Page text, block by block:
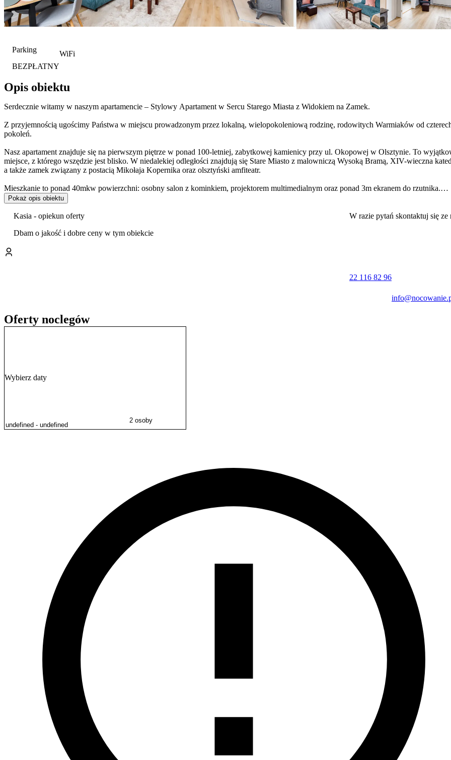
Parking
BEZPŁATNY
WiFi
Opis obiektu
Serdecznie witamy w naszym apartamencie – Stylowy Apartament w Sercu Starego Miasta z Widokiem na Zamek.
Z przyjemnością ugościmy Państwa w miejscu prowadzonym przez lokalną, wielopokoleniową rodzinę, rodowitych Warmiaków od
pokoleń.
Nasz apartament znajduje się na pierwszym piętrze w ponad 100-letniej, zabytkowej kamienicy przy ul. Okopowej w Olsztynie. To
miejsce, z którego wszędzie jest blisko. W niedalekiej odległości znajdują się Stare Miasto z malowniczą Wysoką Bramą, XIV-wieczna
a także zamek związany z postacią Mikołaja Kopernika oraz olsztyński amfiteatr.
Mieszkanie to ponad 40mkw powierzchni: osobny salon z kominkiem, projektorem multimedialnym oraz ponad 3m ekranem do rzutnika.
Osobna sypialnia z podwójnym łóżkiem, szafa z lustrem oraz biurkiem. W oknach mamy zaciemniające rolety, jeśli potrzeba jest
komfortu do spania. Osobna kuchnia wyposażona we wszystkie niezbędne przedmioty i urządzenia, w tym lodówka, płyta grzewcza, czajnik,
piekarnik oraz zmywarka. Łazienka z prysznicem typu walk-in, umywalka, podświetlane lustro oraz pralka z suszarka. Całości dopełnia
Atutem naszego miejsca jest tez lokalizacja oraz widok na Zamek Olsztyński - bezpośrednio z wszystkich okien mieszkania .
W odległości 10 minut znajduje się duży Park Centralny, gdzie można odpocząć w cieniu drzew i posłuchać szumu meandrującej Łyny. Do
podziwiać pięknie oświetlone nocą mosty nad Łyną.
Pokaż opis obiektu
Kasia - opiekun oferty
Dbam o jakość i dobre ceny w tym obiekcie
W razie pytań skontaktuj się ze
22 116 82 96
Oferty noclegów
Wybierz daty
2 osoby